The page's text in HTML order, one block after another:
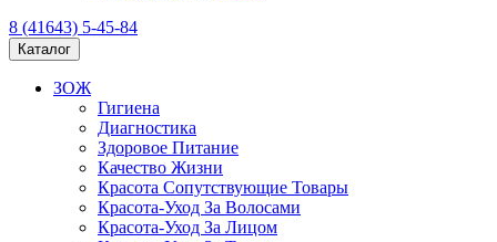
8 (41643) 5-45-84
Каталог
ЗОЖ
Гигиена
Диагностика
Здоровое Питание
Качество Жизни
Красота Сопутствующие Товары
Красота-Уход За Волосами
Красота-Уход За Лицом